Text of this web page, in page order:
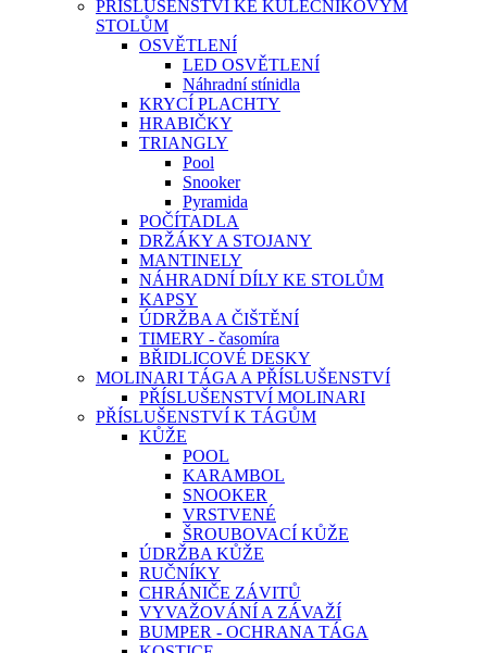
PŘÍSLUŠENSTVÍ KE KULEČNÍKOVÝM
STOLŮM
OSVĚTLENÍ
LED OSVĚTLENÍ
Náhradní stínidla
KRYCÍ PLACHTY
HRABIČKY
TRIANGLY
Pool
Snooker
Pyramida
POČÍTADLA
DRŽÁKY A STOJANY
MANTINELY
NÁHRADNÍ DÍLY KE STOLŮM
KAPSY
ÚDRŽBA A ČIŠTĚNÍ
TIMERY - časomíra
BŘIDLICOVÉ DESKY
MOLINARI TÁGA A PŘÍSLUŠENSTVÍ
PŘÍSLUŠENSTVÍ MOLINARI
PŘÍSLUŠENSTVÍ K TÁGŮM
KŮŽE
POOL
KARAMBOL
SNOOKER
VRSTVENÉ
ŠROUBOVACÍ KŮŽE
ÚDRŽBA KŮŽE
RUČNÍKY
CHRÁNIČE ZÁVITŮ
VYVAŽOVÁNÍ A ZÁVAŽÍ
BUMPER - OCHRANA TÁGA